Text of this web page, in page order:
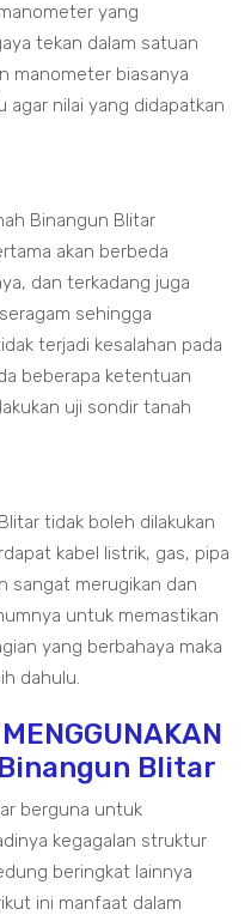
yang
tekan dalam satuan
manometer biasanya
agar nilai yang didapatkan
Binangun Blitar
akan berbeda
dan terkadang juga
sehingga
terjadi kesalahan pada
beberapa ketentuan
uji sondir tanah
tidak boleh dilakukan
kabel listrik, gas, pipa
sangat merugikan dan
untuk memastikan
yang berbahaya maka
dahulu.
Blitar
berguna untuk
kegagalan struktur
beringkat lainnya
ini manfaat dalam